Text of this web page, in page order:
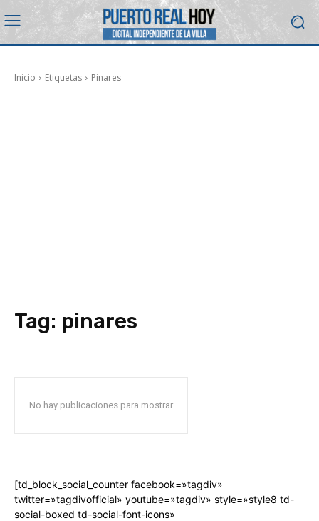
Inicio Etiquetas Pinares
Tag: pinares
No hay publicaciones para mostrar
[td_block_social_counter facebook=»tagdiv»
twitter=»tagdivofficial» youtube=»tagdiv» style=»style8 td-
social-boxed td-social-font-icons»